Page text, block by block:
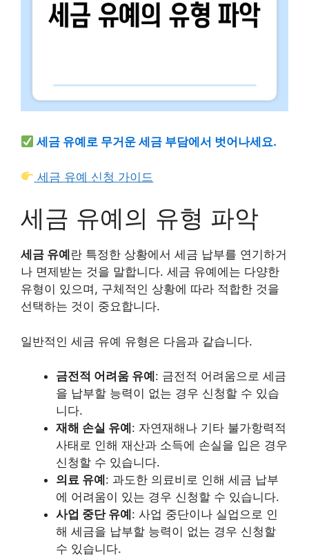
세금 유예로 무거운 세금 부담에서 벗어나세요.
세금 유예 신청 가이드
세금 유예의 유형 파악
세금 유예 란 특정한 상황에서 세금 납부를 연기하거
나 면제받는 것을 말합니다. 세금 유예에는 다양한
유형이 있으며, 구체적인 상황에 따라 적합한 것을
선택하는 것이 중요합니다.
일반적인 세금 유예 유형은 다음과 같습니다.
금전적 어려움 유예 : 금전적 어려움으로 세금
을 납부할 능력이 없는 경우 신청할 수 있습
니다.
재해 손실 유예 : 자연재해나 기타 불가항력적
사태로 인해 재산과 소득에 손실을 입은 경우
신청할 수 있습니다.
의료 유예 : 과도한 의료비로 인해 세금 납부
에 어려움이 있는 경우 신청할 수 있습니다.
사업 중단 유예 : 사업 중단이나 실업으로 인
해 세금을 납부할 능력이 없는 경우 신청할
수 있습니다.